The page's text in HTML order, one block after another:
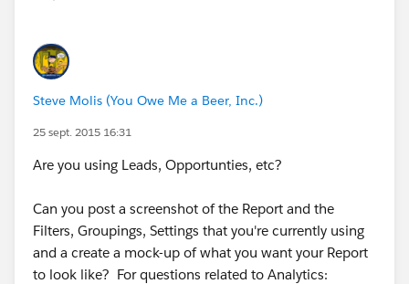
Steve Molis (You Owe Me a Beer, Inc.)
25 sept. 2015 16:31
Are you using Leads, Opportunties, etc?
Can you post a screenshot of the Report and the
Filters, Groupings, Settings that you're currently using
and a create a mock-up of what you want your Report
to look like? ​For questions related to Analytics: